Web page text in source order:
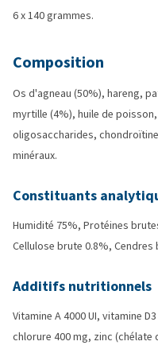
6 x 140 grammes.
Composition
Os d'agneau (50%), hareng,
myrtille (4%), huile de
oligosaccharides,
minéraux.
Constituants
Humidité 75%, Protéines
Cellulose brute 0.8%, Cendres
Additifs nutritionnels
Vitamine A 4000 UI, vitamine
chlorure 400 mg, zinc (chélate